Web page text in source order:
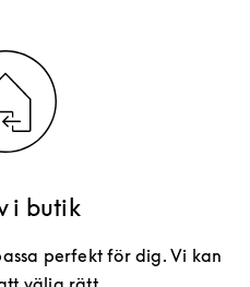
i butik
perfekt för dig. Vi kan